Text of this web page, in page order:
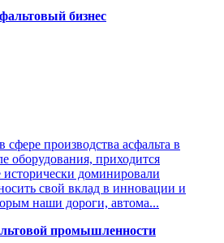
бизнес
производства асфальта в
оборудования, приходится
исторически доминировали
свой вклад в инновации и
наши дороги, автома...
промышленности